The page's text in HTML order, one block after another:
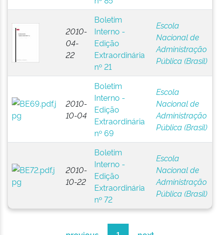
2010-
04-
22
Boletim
Interno -
Edição
Extraordinária
nº 21
Escola
Nacional de
Administração
Pública (Brasil)
2010-
10-04
Boletim
Interno -
Edição
Extraordinária
nº 69
Escola
Nacional de
Administração
Pública (Brasil)
2010-
10-22
Boletim
Interno -
Edição
Extraordinária
nº 72
Escola
Nacional de
Administração
Pública (Brasil)